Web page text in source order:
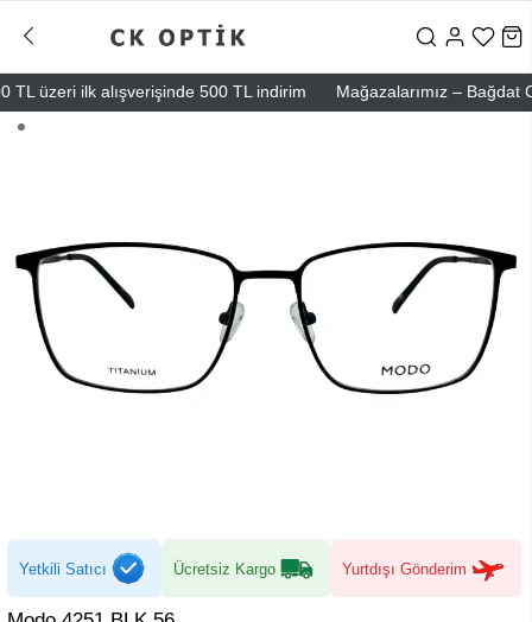
üzeri ilk alışverişinde 500 TL indirim Mağazalarımız – Bağdat
Yetkili Satıcı Ücretsiz Kargo Yurtdışı Gönderim